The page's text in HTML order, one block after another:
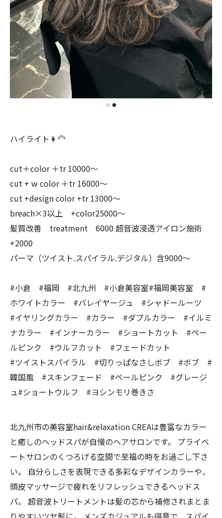
ハイライト👩‍🦳
cut＋color ＋tr 10000〜
cut + w color ＋tr 16000〜
cut +design color +tr 13000〜
breach×3以上 +color25000〜
髪質改善 treatment 6000 超音波浸透アイロン施術
+2000
パーマ（ツイスト.スパイラル.デジタル）含9000〜
#小倉 #福岡 #北九州 #小倉美容室#福岡美容室 #
ホワイトカラー #バレイヤージュ #シャドールーツ
#イヤリングカラー #カラー #ダブルカラー #イルミ
ナカラー #インナーカラー #ショートカット #ペー
ルピンク #ウルフカット #フェードカット
#ツイストスパイラル #切りっぱなさしボブ #ボブ #
韓国風 #スキンフェード #ペールピンク #グレージ
ュ#ショートウルフ #ヨシンモリ巻きさ
北九州市の美容室hair&relaxation CREAは豊富なカラー
と癒しのヘッドスパが自慢のヘアサロンです。 プライベ
ートサロンのくつろげる空間で至福の時をお過ごし下さ
い。 自分らしさを表現できる多彩なデザインカラーや、
頭皮マッサージで疲れをリフレッシュできるヘッドス
パ。 超音波トリートメントは髪の芯から補修されまとま